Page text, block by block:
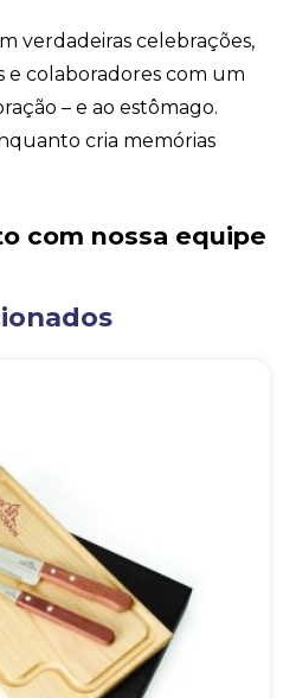
verdadeiras celebrações,
colaboradores com um
– e ao estômago.
cria memórias
com nossa equipe